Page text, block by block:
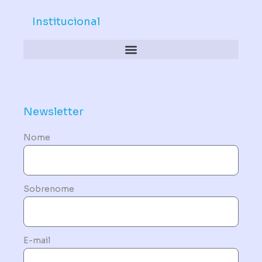
Institucional
Newsletter
Nome
Sobrenome
E-mail